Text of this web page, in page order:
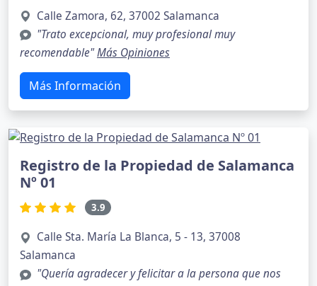
Calle Zamora, 62, 37002 Salamanca
"Trato excepcional, muy profesional muy
recomendable"Más Opiniones
Más Información
Registro de la Propiedad de Salamanca
Nº 01
3.9
Calle Sta. María La Blanca, 5 - 13, 37008
Salamanca
"Quería agradecer y felicitar a la persona que nos